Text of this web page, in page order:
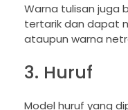
Warna tulisan juga
tertarik dan dapat
ataupun warna
3. Huruf
Model huruf yang